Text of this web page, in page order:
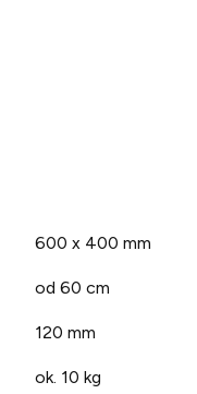
600 x 400 mm
od 60 cm
120 mm
ok. 10 kg